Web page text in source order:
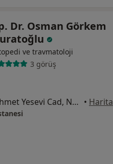
Dr. Osman Görkem
ve travmatoloji
3 görüş
Barbaros Mah, H. Ahmet Yesevi Cad, No: 149 Güneşli - Bağcılar / İstanbul, Bağcılar • Harita